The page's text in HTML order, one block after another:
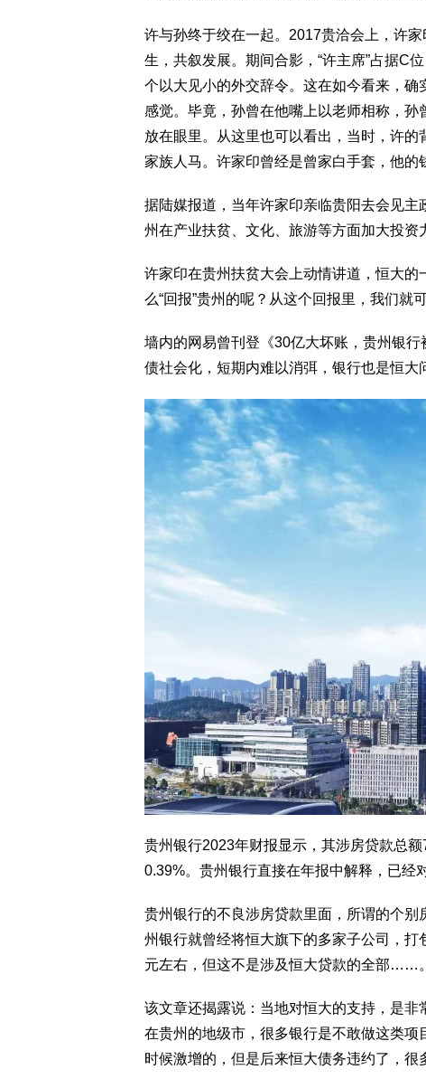
许与孙终于绞在一起。2017贵洽会上，许
生，共叙发展。期间合影，“许主席”占据C
个以大见小的外交辞令。这在如今看来，
感觉。毕竟，孙曾在他嘴上以老师相称，
放在眼里。从这里也可以看出，当时，许
家族人马。许家印曾经是曾家白手套，他的
据陆媒报道，当年许家印亲临贵阳去会见
州在产业扶贫、文化、旅游等方面加大投资
许家印在贵州扶贫大会上动情讲道，恒大
么“回报”贵州的呢？从这个回报里，我们就
墙内的网易曾刊登《30亿大坏账，贵州银
债社会化，短期内难以消弭，银行也是恒大
贵州银行2023年财报显示，其涉房贷款总
0.39%。贵州银行直接在年报中解释，已经
贵州银行的不良涉房贷款里面，所谓的个
州银行就曾经将恒大旗下的多家子公司，
元左右，但这不是涉及恒大贷款的全部……。
该文章还揭露说：当地对恒大的支持，是非
在贵州的地级市，很多银行是不敢做这类
时候激增的，但是后来恒大债务违约了，